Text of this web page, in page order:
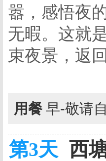
嚣，感悟夜
无暇。这就
束夜景，返
用餐 早-敬请
第3天 西